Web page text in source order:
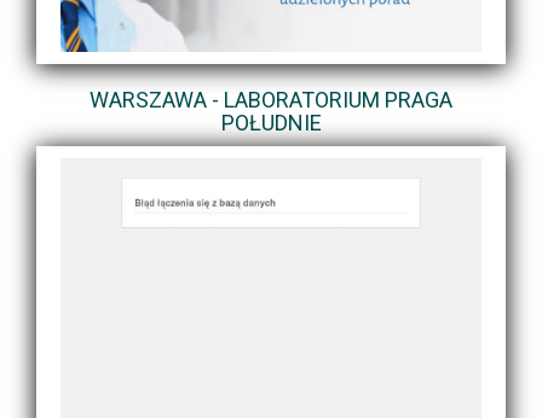
WARSZAWA - LABORATORIUM PRAGA
POŁUDNIE